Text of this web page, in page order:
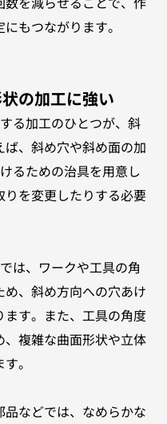
もつながります。
の加工に強い
る加工のひとつが、斜
、斜め穴や斜め面の加
るための治具を用意し
を変更したりする必要
は、ワークや工具の角
、斜め方向への穴あけ
す。また、工具の角度
複雑な曲面形状や立体
。
などでは、なめらかな